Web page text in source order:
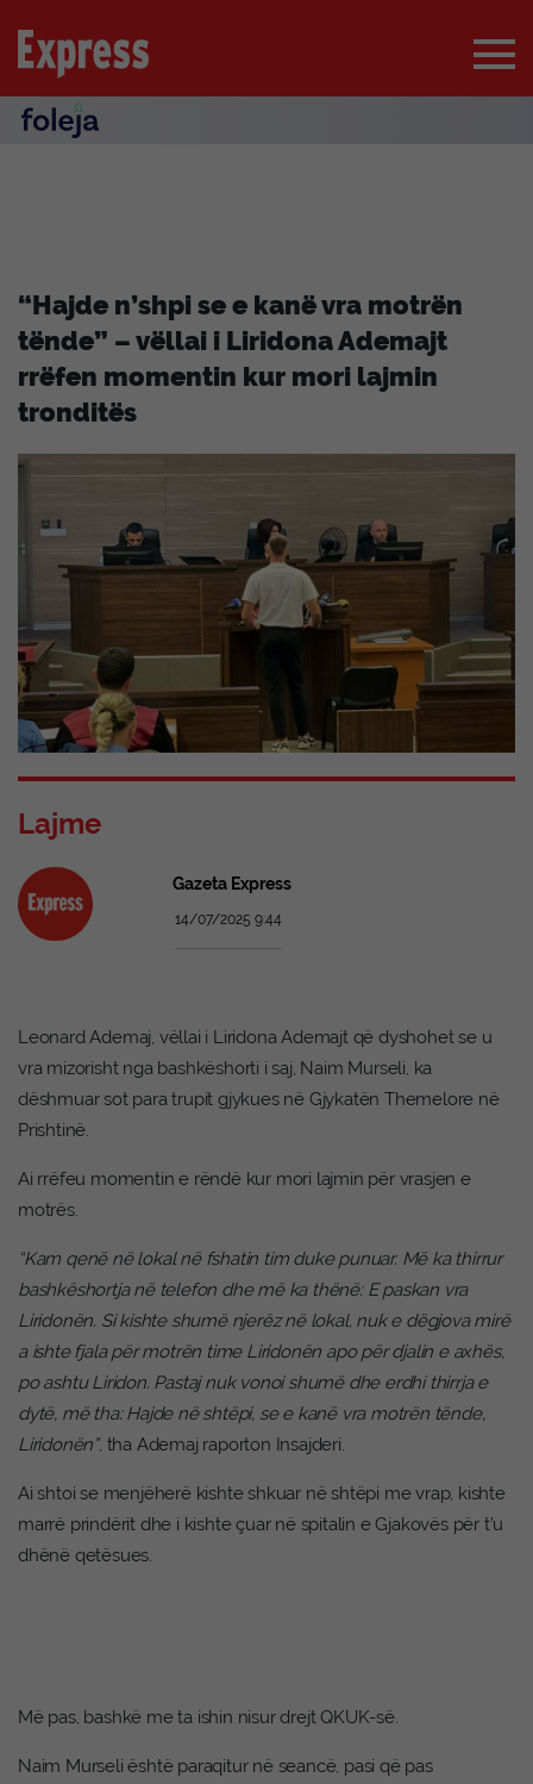
“Hajde n’shpi se e kanë vra motrën
tënde” – vëllai i Liridona Ademajt
rrëfen momentin kur mori lajmin
tronditës
Lajme
Gazeta Express
14/07/2025 9:44
Leonard Ademaj, vëllai i Liridona Ademajt që dyshohet se u
vra mizorisht nga bashkëshorti i saj, Naim Murseli, ka
dëshmuar sot para trupit gjykues në Gjykatën Themelore në
Prishtinë.
Ai rrëfeu momentin e rëndë kur mori lajmin për vrasjen e
motrës.
“Kam qenë në lokal në fshatin tim duke punuar. Më ka thirrur
bashkëshortja në telefon dhe më ka thënë: E paskan vra
Liridonën. Si kishte shumë njerëz në lokal, nuk e dëgjova mirë
a ishte fjala për motrën time Liridonën apo për djalin e axhës,
po ashtu Liridon. Pastaj nuk vonoi shumë dhe erdhi thirrja e
dytë, më tha: Hajde në shtëpi, se e kanë vra motrën tënde,
Liridonën”, tha Ademaj raporton Insajderi.
Ai shtoi se menjëherë kishte shkuar në shtëpi me vrap, kishte
marrë prindërit dhe i kishte çuar në spitalin e Gjakovës për t’u
dhënë qetësues.
Më pas, bashkë me ta ishin nisur drejt QKUK-së.
Naim Murseli është paraqitur në seancë, pasi që pas